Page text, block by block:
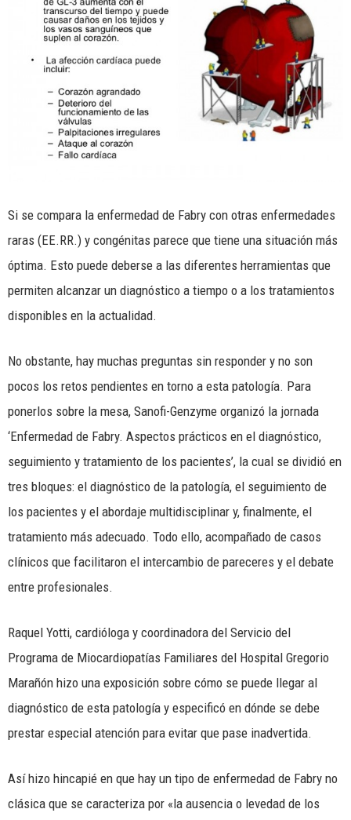
Si se compara la enfermedad de Fabry con otras enfermedades
raras (EE.RR.) y congénitas parece que tiene una situación más
óptima. Esto puede deberse a las diferentes herramientas que
permiten alcanzar un diagnóstico a tiempo o a los tratamientos
disponibles en la actualidad.
No obstante, hay muchas preguntas sin responder y no son
pocos los retos pendientes en torno a esta patología. Para
ponerlos sobre la mesa, Sanofi-Genzyme organizó la jornada
‘Enfermedad de Fabry. Aspectos prácticos en el diagnóstico,
seguimiento y tratamiento de los pacientes’, la cual se dividió en
tres bloques: el diagnóstico de la patología, el seguimiento de
los pacientes y el abordaje multidisciplinar y, finalmente, el
tratamiento más adecuado. Todo ello, acompañado de casos
clínicos que facilitaron el intercambio de pareceres y el debate
entre profesionales.
Raquel Yotti, cardióloga y coordinadora del Servicio del
Programa de Miocardiopatías Familiares del Hospital Gregorio
Marañón hizo una exposición sobre cómo se puede llegar al
diagnóstico de esta patología y especificó en dónde se debe
prestar especial atención para evitar que pase inadvertida.
Así hizo hincapié en que hay un tipo de enfermedad de Fabry no
clásica que se caracteriza por «la ausencia o levedad de los